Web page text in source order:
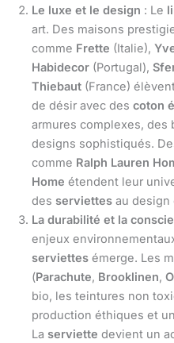
Le luxe et le design : Le
art. Des maisons
comme Frette (Italie),
Habidecor (Portugal),
Thiebaut (France)
de désir avec des coton
armures complexes, des
designs sophistiqués.
comme Ralph Lauren
Home étendent leur
des serviettes au design
La durabilité et la
enjeux
serviettes émerge. Les
(Parachute, Brooklinen,
bio, les teintures non
production éthiques et
La serviette devient un